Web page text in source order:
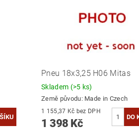
Pneu 18x3,25 H06 Mitas
Skladem (>5 ks)
Země původu: Made in Czech
1 155,37 Kč bez DPH
1 398 Kč